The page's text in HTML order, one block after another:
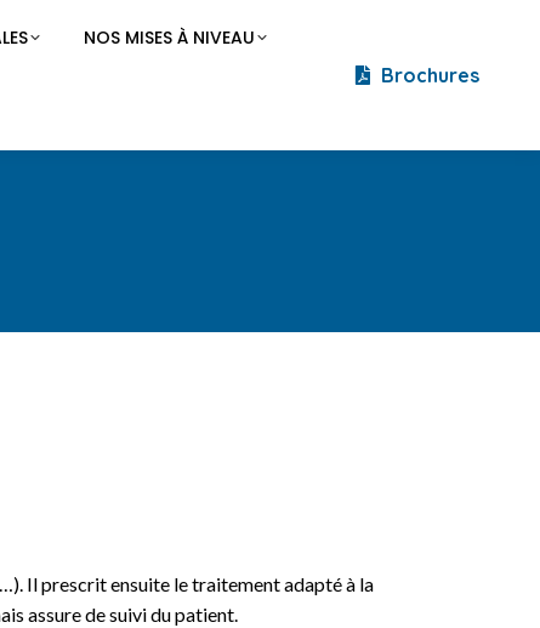
NOS MISES À NIVEAU
Brochures
Il prescrit ensuite le traitement adapté à la
assure de suivi du patient.